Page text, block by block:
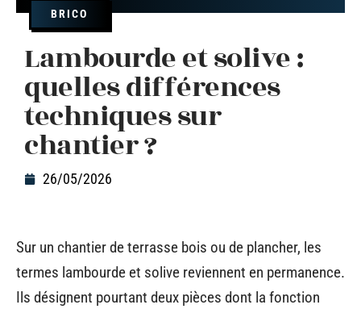
BRICO
Lambourde et solive :
quelles différences
techniques sur
chantier ?
26/05/2026
Sur un chantier de terrasse bois ou de plancher, les
termes lambourde et solive reviennent en permanence.
Ils désignent pourtant deux pièces dont la fonction